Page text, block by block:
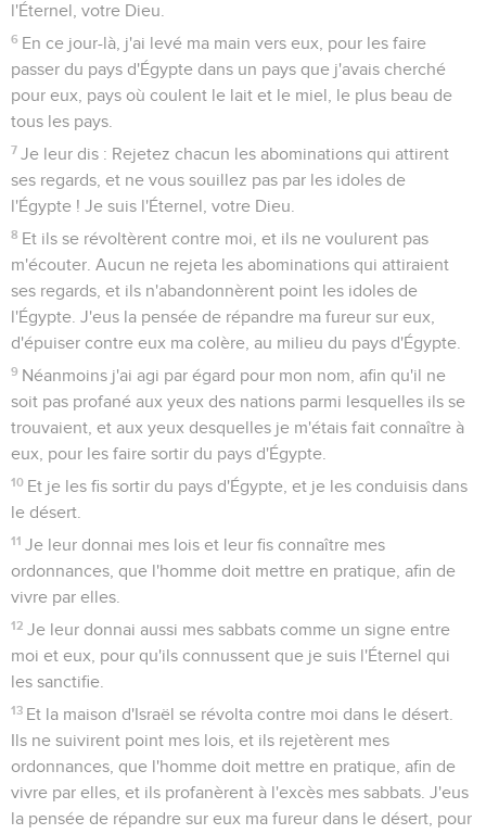
l'Éternel, votre Dieu.
6 En ce jour-là, j'ai levé ma main vers eux, pour les faire
passer du pays d'Égypte dans un pays que j'avais cherché
pour eux, pays où coulent le lait et le miel, le plus beau de
tous les pays.
7 Je leur dis : Rejetez chacun les abominations qui attirent
ses regards, et ne vous souillez pas par les idoles de
l'Égypte ! Je suis l'Éternel, votre Dieu.
8 Et ils se révoltèrent contre moi, et ils ne voulurent pas
m'écouter. Aucun ne rejeta les abominations qui attiraient
ses regards, et ils n'abandonnèrent point les idoles de
l'Égypte. J'eus la pensée de répandre ma fureur sur eux,
d'épuiser contre eux ma colère, au milieu du pays d'Égypte.
9 Néanmoins j'ai agi par égard pour mon nom, afin qu'il ne
soit pas profané aux yeux des nations parmi lesquelles ils se
trouvaient, et aux yeux desquelles je m'étais fait connaître à
eux, pour les faire sortir du pays d'Égypte.
10 Et je les fis sortir du pays d'Égypte, et je les conduisis dans
le désert.
11 Je leur donnai mes lois et leur fis connaître mes
ordonnances, que l'homme doit mettre en pratique, afin de
vivre par elles.
12 Je leur donnai aussi mes sabbats comme un signe entre
moi et eux, pour qu'ils connussent que je suis l'Éternel qui
les sanctifie.
13 Et la maison d'Israël se révolta contre moi dans le désert.
Ils ne suivirent point mes lois, et ils rejetèrent mes
ordonnances, que l'homme doit mettre en pratique, afin de
vivre par elles, et ils profanèrent à l'excès mes sabbats. J'eus
la pensée de répandre sur eux ma fureur dans le désert, pour